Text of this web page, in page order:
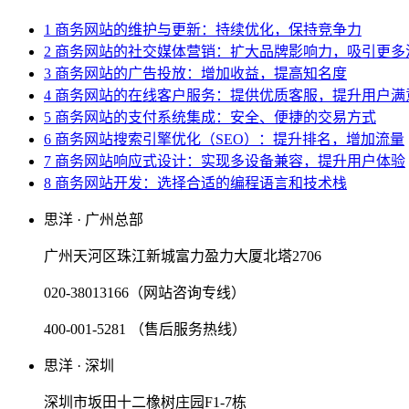
1 商务网站的维护与更新：持续优化，保持竞争力
2 商务网站的社交媒体营销：扩大品牌影响力，吸引更多
3 商务网站的广告投放：增加收益，提高知名度
4 商务网站的在线客户服务：提供优质客服，提升用户满
5 商务网站的支付系统集成：安全、便捷的交易方式
6 商务网站搜索引擎优化（SEO）：提升排名，增加流量
7 商务网站响应式设计：实现多设备兼容，提升用户体验
8 商务网站开发：选择合适的编程语言和技术栈
思洋 · 广州总部
广州天河区珠江新城富力盈力大厦北塔2706
020-38013166（网站咨询专线）
400-001-5281 （售后服务热线）
思洋 · 深圳
深圳市坂田十二橡树庄园F1-7栋